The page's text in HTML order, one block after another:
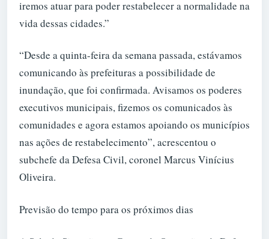
iremos atuar para poder restabelecer a normalidade na
vida dessas cidades.”
“Desde a quinta-feira da semana passada, estávamos
comunicando às prefeituras a possibilidade de
inundação, que foi confirmada. Avisamos os poderes
executivos municipais, fizemos os comunicados às
comunidades e agora estamos apoiando os municípios
nas ações de restabelecimento”, acrescentou o
subchefe da Defesa Civil, coronel Marcus Vinícius
Oliveira.
Previsão do tempo para os próximos dias